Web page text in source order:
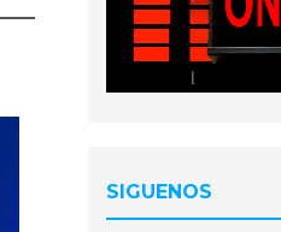
SIGUENOS